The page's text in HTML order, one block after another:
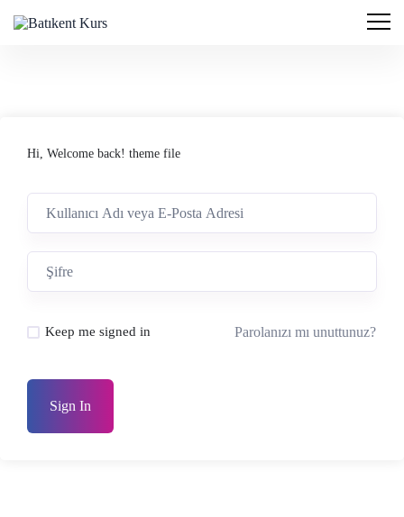
Hi, Welcome back! theme file
Keep me signed in Parolanızı mı unuttunuz?
Sign In